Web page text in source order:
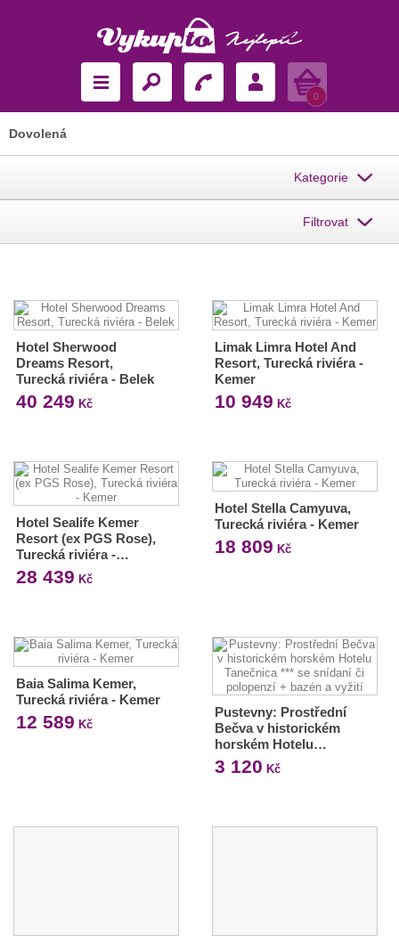
Košík
0
Dovolená
Kategorie
Filtrovat
Hotel Sherwood
Dreams Resort,
Turecká riviéra - Belek
40 249 Kč
Limak Limra Hotel And
Resort, Turecká riviéra -
Kemer
10 949 Kč
Hotel Sealife Kemer
Resort (ex PGS Rose),
Turecká riviéra -…
28 439 Kč
Hotel Stella Camyuva,
Turecká riviéra - Kemer
18 809 Kč
Baia Salima Kemer,
Turecká riviéra - Kemer
12 589 Kč
Pustevny: Prostřední
Bečva v historickém
horském Hotelu…
3 120 Kč